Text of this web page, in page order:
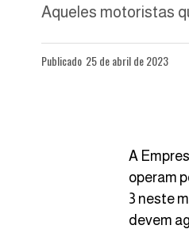
Aqueles motoristas
Publicado 25 de abril de 2023
A
operam
3 neste
devem